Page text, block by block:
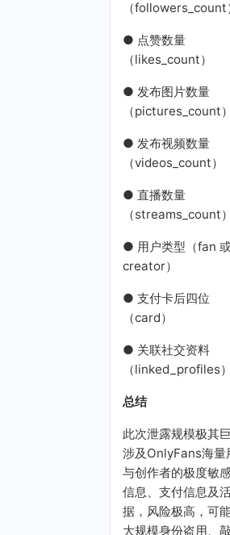
（followers_count
● 点赞数量
（likes_count）
● 发布图片数量
（pictures_count
● 发布视频数量
（videos_count）
● 直播数量
（streams_count
● 用户类型（fan
creator）
● 支付卡后四位
（card）
● 关联社交资料
（linked_profiles
总结
此次泄露规模极其
涉及OnlyFans海量
与创作者的极度敏
信息、支付信息及
据，风险极高，可
大规模身份盗用、